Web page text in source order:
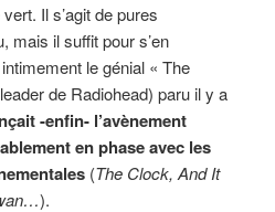
Il s’agit de pures
mais il suffit pour s’en
le génial « The
de Radiohead) paru il y a
-enfin- l’avènement
en phase avec les
(The Clock, And It
).